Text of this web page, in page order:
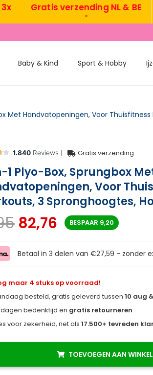
Gratis verzending NL & BE
Baby & Kind Sport & Hobby
| Gratis verzending
1 Plyo-Box, Sprungbox
Voor
3 Spronghoogtes,
82,76 BESPAAR 9,20
Betaal in 3 delen van €27,59 - zonder
maar 4 stuks op voorraad!
besteld, gratis geleverd tussen10 aug
dagen bedenktijd en gratis retourneren
voor zekerheid, net als17.500+ tevreden
TOEVOEGEN AAN